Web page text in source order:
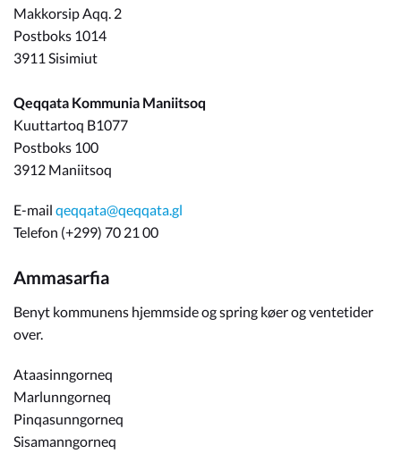
Makkorsip Aqq. 2
Postboks 1014
3911 Sisimiut
Qeqqata Kommunia Maniitsoq
Kuuttartoq B1077
Postboks 100
3912 Maniitsoq
E-mail qeqqata@qeqqata.gl
Telefon (+299) 70 21 00
Ammasarfia
Benyt kommunens hjemmside og spring køer og ventetider
over.
Ataasinngorneq
Marlunngorneq
Pinqasunngorneq
Sisamanngorneq